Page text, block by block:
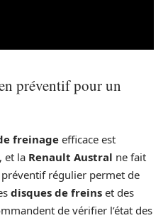
préventif pour un
freinage efficace est
et la Renault Austral ne fait
régulier permet de
disques de freins et des
de vérifier l’état des